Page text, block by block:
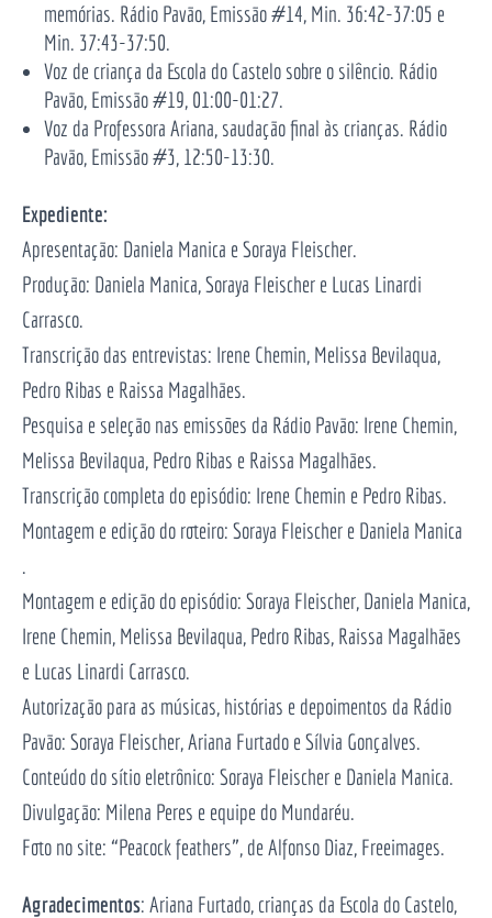
memórias. Rádio Pavão, Emissão #14, Min. 36:42-37:05 e
Min. 37:43-37:50.
Voz de criança da Escola do Castelo sobre o silêncio. Rádio
Pavão, Emissão #19, 01:00-01:27.
Voz da Professora Ariana, saudação final às crianças. Rádio
Pavão, Emissão #3, 12:50-13:30.
Expediente:
Apresentação: Daniela Manica e Soraya Fleischer.
Produção: Daniela Manica, Soraya Fleischer e Lucas Linardi
Carrasco.
Transcrição das entrevistas: Irene Chemin, Melissa Bevilaqua,
Pedro Ribas e Raissa Magalhães.
Pesquisa e seleção nas emissões da Rádio Pavão: Irene Chemin,
Melissa Bevilaqua, Pedro Ribas e Raissa Magalhães.
Transcrição completa do episódio: Irene Chemin e Pedro Ribas.
Montagem e edição do roteiro: Soraya Fleischer e Daniela Manica
.
Montagem e edição do episódio: Soraya Fleischer, Daniela Manica,
Irene Chemin, Melissa Bevilaqua, Pedro Ribas, Raissa Magalhães
e Lucas Linardi Carrasco.
Autorização para as músicas, histórias e depoimentos da Rádio
Pavão: Soraya Fleischer, Ariana Furtado e Sílvia Gonçalves.
Conteúdo do sítio eletrônico: Soraya Fleischer e Daniela Manica.
Divulgação: Milena Peres e equipe do Mundaréu.
Foto no site: “Peacock feathers”, de Alfonso Diaz, Freeimages.
Agradecimentos: Ariana Furtado, crianças da Escola do Castelo,